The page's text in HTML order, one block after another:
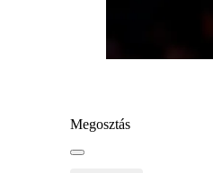
Megosztás